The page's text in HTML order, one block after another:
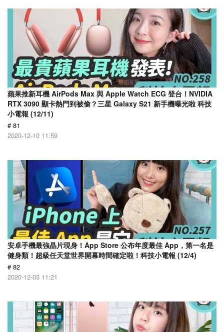
蘋果推新耳機 AirPods Max 與 Apple Watch ECG 登台！NVIDIA
RTX 3090 顯卡熱門到被偷？三星 Galaxy S21 新手機曝光啦 科技
小電報 (12/11)
# 81
2020-12-10 11:59
安卓手機最強晶片現身！App Store 公布年度最佳 App，第一名是
健身類！超級任天堂世界開幕時間確定啦！科技小電報 (12/4)
# 82
2020-12-03 11:21